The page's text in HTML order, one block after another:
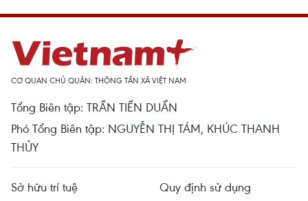
CƠ QUAN CHỦ QUẢN: THÔNG TẤN XÃ VIỆT NAM
Tổng Biên tập: TRẦN TIẾN DUẨN
Phó Tổng Biên tập: NGUYỄN THỊ TÁM, KHÚC THANH
THỦY
Sở hữu trí tuệ
Quy định sử dụng